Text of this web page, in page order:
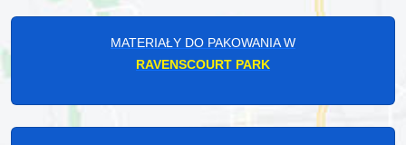
MATERIAŁY DO PAKOWANIA W
RAVENSCOURT PARK